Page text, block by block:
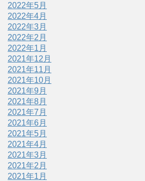
2022年5月
2022年4月
2022年3月
2022年2月
2022年1月
2021年12月
2021年11月
2021年10月
2021年9月
2021年8月
2021年7月
2021年6月
2021年5月
2021年4月
2021年3月
2021年2月
2021年1月